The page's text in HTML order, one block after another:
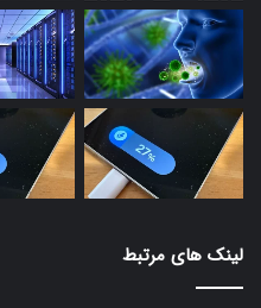
لینک های مرتبط